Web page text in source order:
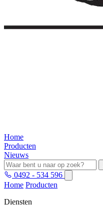
Home
Producten
Nieuws
0492 - 534 596
Home Producten
Diensten